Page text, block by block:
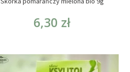
6,30 zł